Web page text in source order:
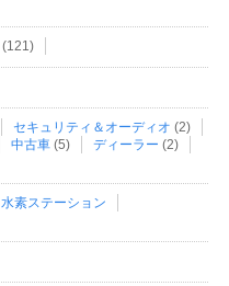
(121)
セキュリティ＆オーディオ (2)
中古車 (5) ディーラー (2)
水素ステーション